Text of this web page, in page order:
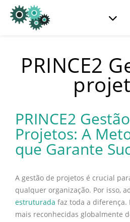
PRINCE2
PRINCE2
Projetos: A
que Garante
A gestão de projetos é crucial
qualquer organização. Por isso,
estruturada faz toda a diferença.
mais reconhecidas globalmente